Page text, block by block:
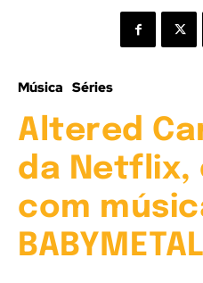
Música Séries
Altered
da Netflix,
com